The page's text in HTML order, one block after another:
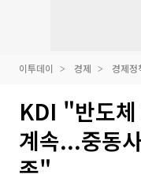
이투데이 경제 경제정
KDI "반도체
계속...중동